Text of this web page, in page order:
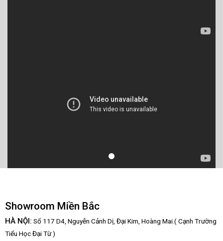
Showroom Miền Bắc
HÀ NỘI: Số 117 D4, Nguyễn Cảnh Dị, Đại Kim, Hoàng Mai.( Cạnh Trường
Tiểu Học Đại Từ )